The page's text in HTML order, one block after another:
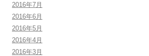
2016年7月
2016年6月
2016年5月
2016年4月
2016年3月